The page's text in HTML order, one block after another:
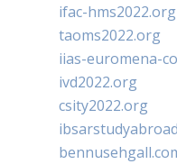
ifac-hms2022.org
taoms2022.org
iias-euromena-
ivd2022.org
csity2022.org